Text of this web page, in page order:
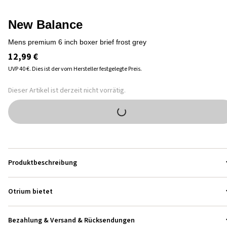
New Balance
mens premium 6 inch boxer brief frost grey
12,99 €
UVP40 €.Dies ist der vom Hersteller festgelegte Preis.
Dieser Artikel ist derzeit nicht vorrätig.
Produktbeschreibung
Otrium bietet
Bezahlung & Versand & Rücksendungen